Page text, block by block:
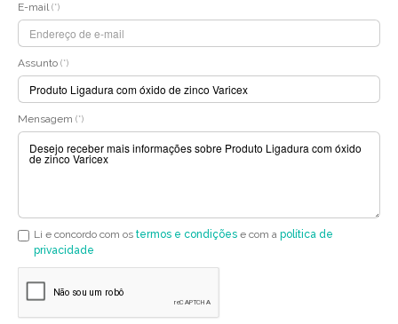
E-mail(*)
Assunto (*)
Mensagem (*)
Li e concordo com os termos e condições e com a política de
privacidade